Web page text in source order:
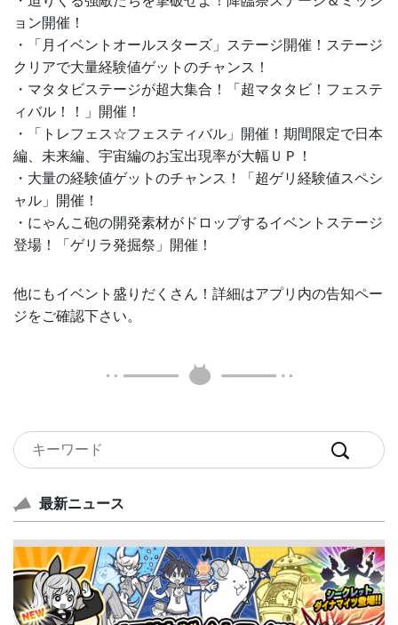
ョン開催！
・「月イベントオールスターズ」ステージ開催！ステージ
クリアで大量経験値ゲットのチャンス！
・マタタビステージが超大集合！「超マタタビ！フェステ
ィバル！！」開催！
・「トレフェス☆フェスティバル」開催！期間限定で日本
編、未来編、宇宙編のお宝出現率が大幅ＵＰ！
・大量の経験値ゲットのチャンス！「超ゲリ経験値スペシ
ャル」開催！
・にゃんこ砲の開発素材がドロップするイベントステージ
登場！「ゲリラ発掘祭」開催！
他にもイベント盛りだくさん！詳細はアプリ内の告知ペー
ジをご確認下さい。
最新ニュース